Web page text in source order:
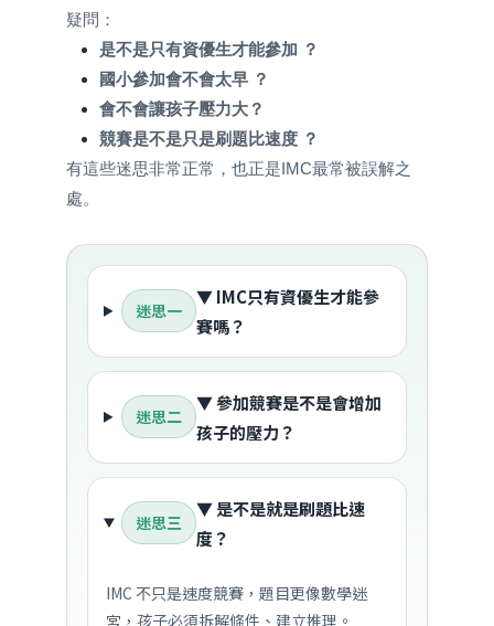
疑問：
是不是只有資優生才能參加 ？
國小參加會不會太早 ？
會不會讓孩子壓力大？
競賽是不是只是刷題比速度 ？
有這些迷思非常正常，也正是IMC最常被誤解之
處。
迷思一
▼ IMC只有資優生才能參
賽嗎？
迷思二
▼ 參加競賽是不是會增加
孩子的壓力？
迷思三
▼ 是不是就是刷題比速
度？
IMC 不只是速度競賽，題目更像數學迷
宮，孩子必須拆解條件、建立推理。